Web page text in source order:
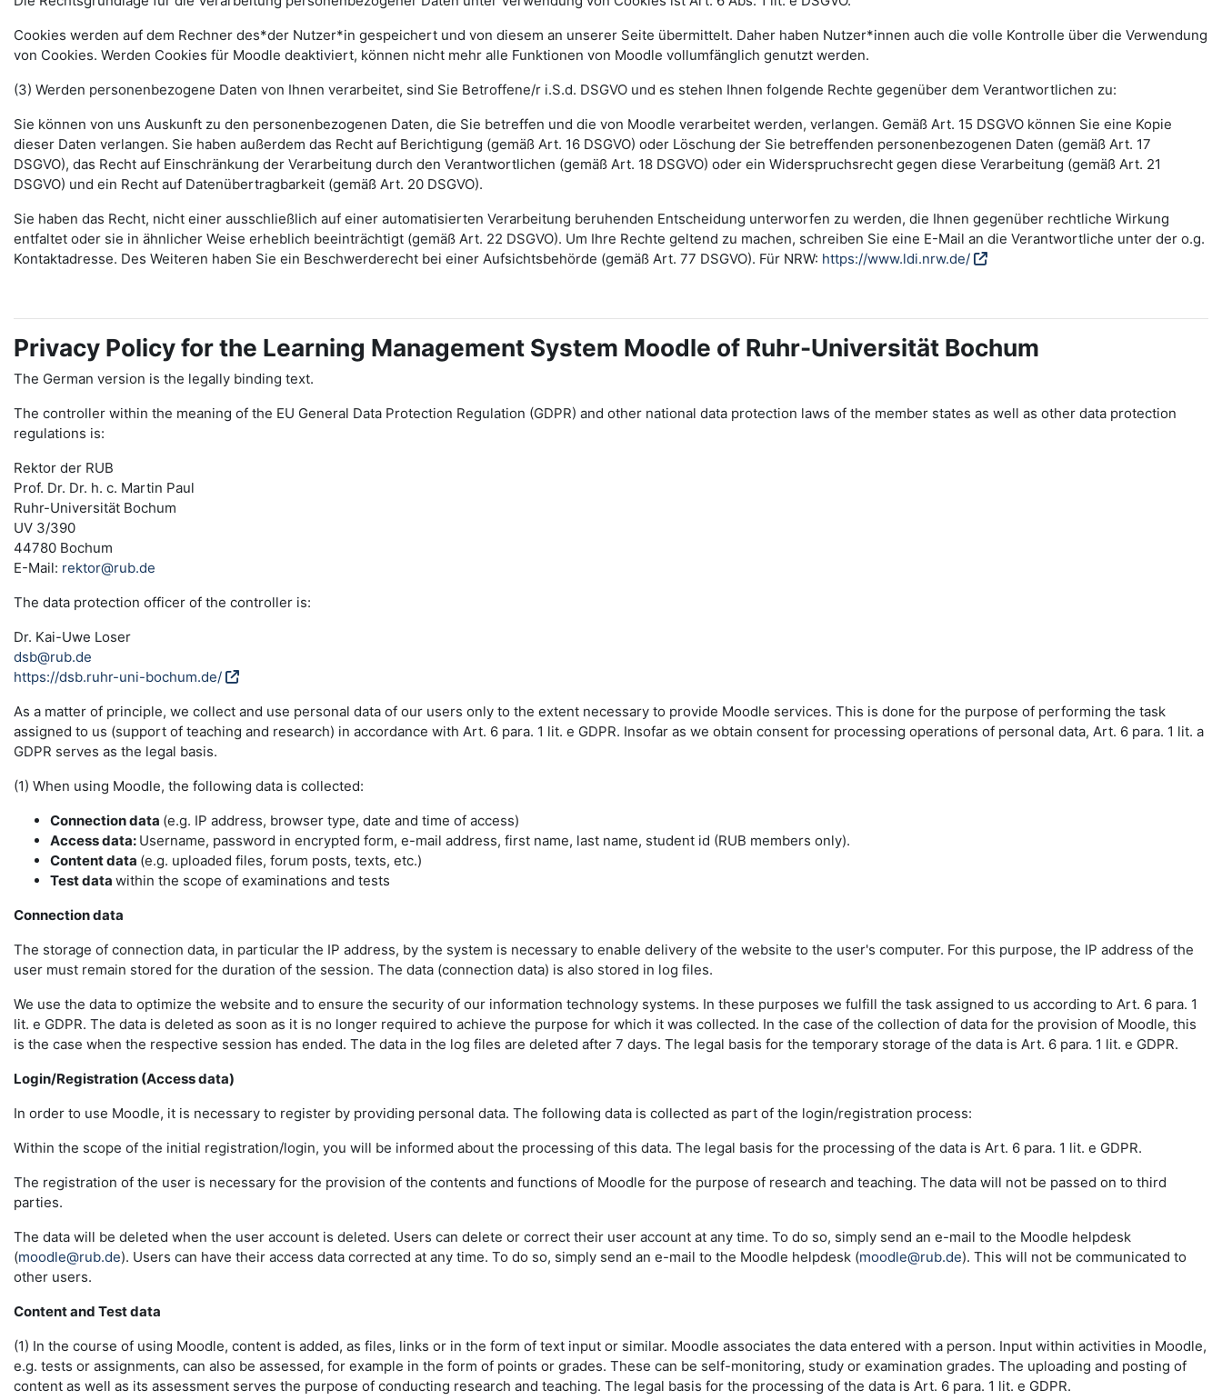
Cookies werden auf dem Rechner des*der Nutzer*in gespeichert und von diesem an unserer Seite übermittelt. Daher haben Nutzer*innen auch die volle Kontrolle über die Verwendung
von Cookies. Werden Cookies für Moodle deaktiviert, können nicht mehr alle Funktionen von Moodle vollumfänglich genutzt werden.
(3) Werden personenbezogene Daten von Ihnen verarbeitet, sind Sie Betroffene/r i.S.d. DSGVO und es stehen Ihnen folgende Rechte gegenüber dem Verantwortlichen zu:
Sie können von uns Auskunft zu den personenbezogenen Daten, die Sie betreffen und die von Moodle verarbeitet werden, verlangen. Gemäß Art. 15 DSGVO können Sie eine Kopie
dieser Daten verlangen. Sie haben außerdem das Recht auf Berichtigung (gemäß Art. 16 DSGVO) oder Löschung der Sie betreffenden personenbezogenen Daten (gemäß Art. 17
DSGVO), das Recht auf Einschränkung der Verarbeitung durch den Verantwortlichen (gemäß Art. 18 DSGVO) oder ein Widerspruchsrecht gegen diese Verarbeitung (gemäß Art. 21
DSGVO) und ein Recht auf Datenübertragbarkeit (gemäß Art. 20 DSGVO).
Sie haben das Recht, nicht einer ausschließlich auf einer automatisierten Verarbeitung beruhenden Entscheidung unterworfen zu werden, die Ihnen gegenüber rechtliche Wirkung
entfaltet oder sie in ähnlicher Weise erheblich beeinträchtigt (gemäß Art. 22 DSGVO). Um Ihre Rechte geltend zu machen, schreiben Sie eine E-Mail an die Verantwortliche unter der o.g.
Kontaktadresse. Des Weiteren haben Sie ein Beschwerderecht bei einer Aufsichtsbehörde (gemäß Art. 77 DSGVO). Für NRW: https://www.ldi.nrw.de/
Privacy Policy for the Learning Management System Moodle of Ruhr-Universität Bochum
The German version is the legally binding text.
The controller within the meaning of the EU General Data Protection Regulation (GDPR) and other national data protection laws of the member states as well as other data protection
regulations is:
Rektor der RUB
Prof. Dr. Dr. h. c. Martin Paul
Ruhr-Universität Bochum
UV 3/390
44780 Bochum
E-Mail: rektor@rub.de
The data protection officer of the controller is:
Dr. Kai-Uwe Loser
dsb@rub.de
https://dsb.ruhr-uni-bochum.de/
As a matter of principle, we collect and use personal data of our users only to the extent necessary to provide Moodle services. This is done for the purpose of performing the task
assigned to us (support of teaching and research) in accordance with Art. 6 para. 1 lit. e GDPR. Insofar as we obtain consent for processing operations of personal data, Art. 6 para. 1 lit. a
GDPR serves as the legal basis.
(1) When using Moodle, the following data is collected:
Connection data (e.g. IP address, browser type, date and time of access)
Access data: Username, password in encrypted form, e-mail address, first name, last name, student id (RUB members only).
Content data (e.g. uploaded files, forum posts, texts, etc.)
Test data within the scope of examinations and tests
Connection data
The storage of connection data, in particular the IP address, by the system is necessary to enable delivery of the website to the user's computer. For this purpose, the IP address of the
user must remain stored for the duration of the session. The data (connection data) is also stored in log files.
We use the data to optimize the website and to ensure the security of our information technology systems. In these purposes we fulfill the task assigned to us according to Art. 6 para. 1
lit. e GDPR. The data is deleted as soon as it is no longer required to achieve the purpose for which it was collected. In the case of the collection of data for the provision of Moodle, this
is the case when the respective session has ended. The data in the log files are deleted after 7 days. The legal basis for the temporary storage of the data is Art. 6 para. 1 lit. e GDPR.
Login/Registration (Access data)
In order to use Moodle, it is necessary to register by providing personal data. The following data is collected as part of the login/registration process:
Within the scope of the initial registration/login, you will be informed about the processing of this data. The legal basis for the processing of the data is Art. 6 para. 1 lit. e GDPR.
The registration of the user is necessary for the provision of the contents and functions of Moodle for the purpose of research and teaching. The data will not be passed on to third
parties.
The data will be deleted when the user account is deleted. Users can delete or correct their user account at any time. To do so, simply send an e-mail to the Moodle helpdesk
(moodle@rub.de). Users can have their access data corrected at any time. To do so, simply send an e-mail to the Moodle helpdesk (moodle@rub.de). This will not be communicated to
other users.
Content and Test data
(1) In the course of using Moodle, content is added, as files, links or in the form of text input or similar. Moodle associates the data entered with a person. Input within activities in Moodle,
e.g. tests or assignments, can also be assessed, for example in the form of points or grades. These can be self-monitoring, study or examination grades. The uploading and posting of
content as well as its assessment serves the purpose of conducting research and teaching. The legal basis for the processing of the data is Art. 6 para. 1 lit. e GDPR.